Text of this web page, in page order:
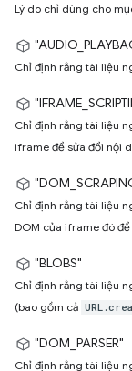
Lý do chỉ dùng cho
Chỉ định rằng tài liệu
Chỉ định rằng tài liệu
iframe để sửa đổi nội
Chỉ định rằng tài liệu
DOM của iframe đó
"BLOBS"
Chỉ định rằng tài liệu
(bao gồm cả
"DOM_PARSER"
Chỉ định rằng tài liệu